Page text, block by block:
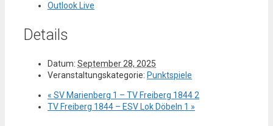
Outlook Live
Details
Datum: September 28, 2025
Veranstaltungskategorie: Punktspiele
« SV Marienberg 1 – TV Freiberg 1844 2
TV Freiberg 1844 – ESV Lok Döbeln 1 »